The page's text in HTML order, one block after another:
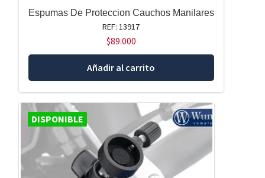
Espumas De Proteccion Cauchos Manilares
REF: 13917
$89.000
Añadir al carrito
DISPONIBLE